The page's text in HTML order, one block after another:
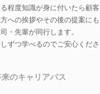
程度知識が身に付いたら顧
への挨拶やその後の提案にも
司・先輩が同行します。
ずつ学べるのでご安心くだ
のキャリアパス